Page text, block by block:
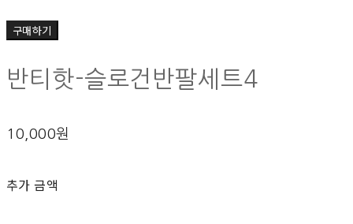
구매하기
반티핫-슬로건반팔세트4
10,000원
추가 금액